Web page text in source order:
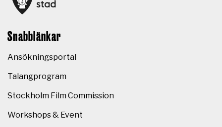
Snabblänkar
Ansökningsportal
Talangprogram
Stockholm Film Commission
Workshops & Event